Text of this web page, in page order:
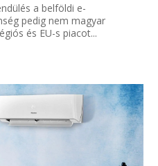
a belföldi e-
pedig nem magyar
és EU-s piacot...